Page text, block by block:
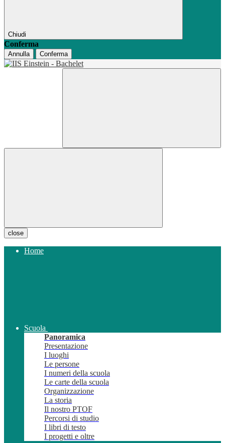
Chiudi
Conferma
Annulla Conferma
close
Home
Scuola
Panoramica
Presentazione
I luoghi
Le persone
I numeri della scuola
Le carte della scuola
Organizzazione
La storia
Il nostro PTOF
Percorsi di studio
I libri di testo
I progetti e oltre